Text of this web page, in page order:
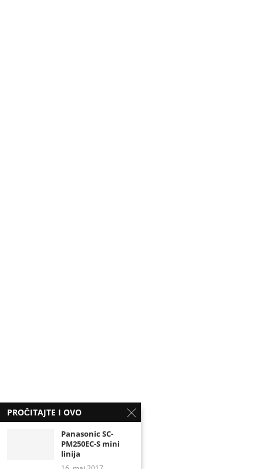
PROČITAJTE I OVO
Panasonic SC-
PM250EC-S mini
linija